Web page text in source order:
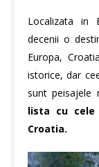
Localizata in
decenii o
Europa,
istorice, dar
sunt peisajele
lista cu
Croatia.